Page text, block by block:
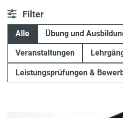
Filter
Alle Übung und
Veranstaltungen
Leistungsprüfungen &